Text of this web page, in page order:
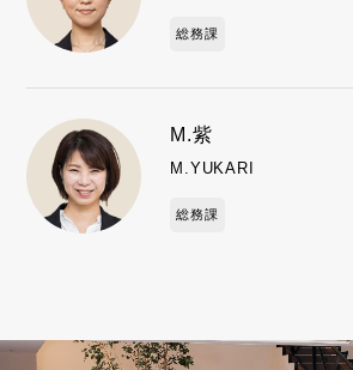
総務課
M.紫
M.YUKARI
総務課